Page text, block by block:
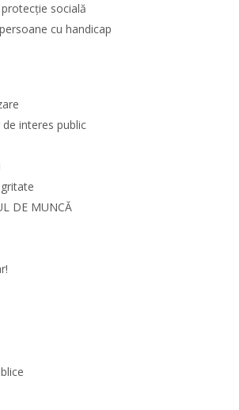
socială
cu handicap
interes public
DE MUNCĂ